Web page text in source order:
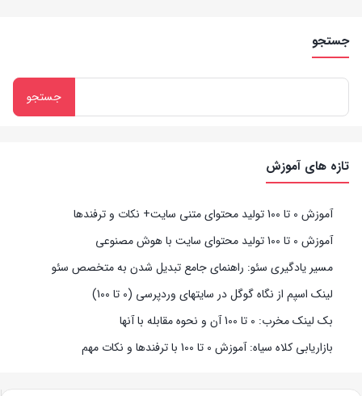
جستجو
تازه های آموزش
آموزش 0 تا 100 تولید محتوای متنی سایت+ نکات و ترفندها
آموزش 0 تا 100 تولید محتوای سایت با هوش مصنوعی
مسیر یادگیری سئو: راهنمای جامع تبدیل شدن به متخصص سئو
لینک اسپم از نگاه گوگل در سایتهای وردپرسی (0 تا 100)
بک لینک مخرب: 0 تا 100 آن و نحوه مقابله با آنها
بازاریابی کلاه سیاه: آموزش 0 تا 100 با ترفندها و نکات مهم